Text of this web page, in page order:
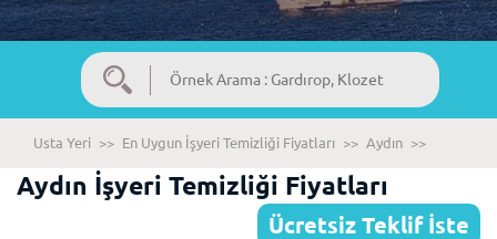
Usta Yeri >> En Uygun İşyeri Temizliği Fiyatları >> Aydın >>
Aydın İşyeri Temizliği Fiyatları
Ücretsiz Teklif İste